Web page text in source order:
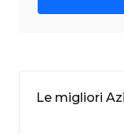
Le migliori